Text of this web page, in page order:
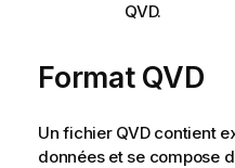
QVD.
Format QVD
Un fichier QVDcontient
données et se compose